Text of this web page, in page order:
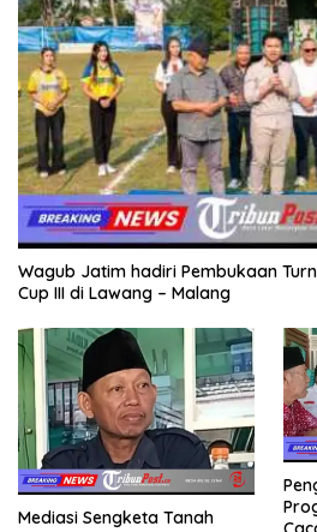
Wagub Jatim hadiri Pembukaan
Cup III di Lawang – Malang
Mediasi Sengketa Tanah